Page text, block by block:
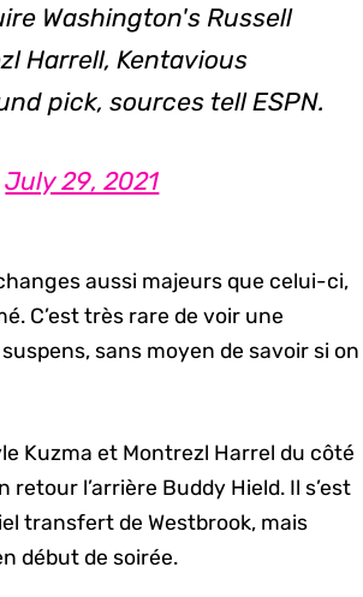
Washington's Russell
Harrell, Kentavious
pick, sources tell ESPN.
July 29, 2021
aussi majeurs que celui-ci,
C’est très rare de voir une
sans moyen de savoir si on
Kuzma et Montrezl Harrel du côté
l’arrière Buddy Hield. Il s’est
transfert de Westbrook, mais
début de soirée.